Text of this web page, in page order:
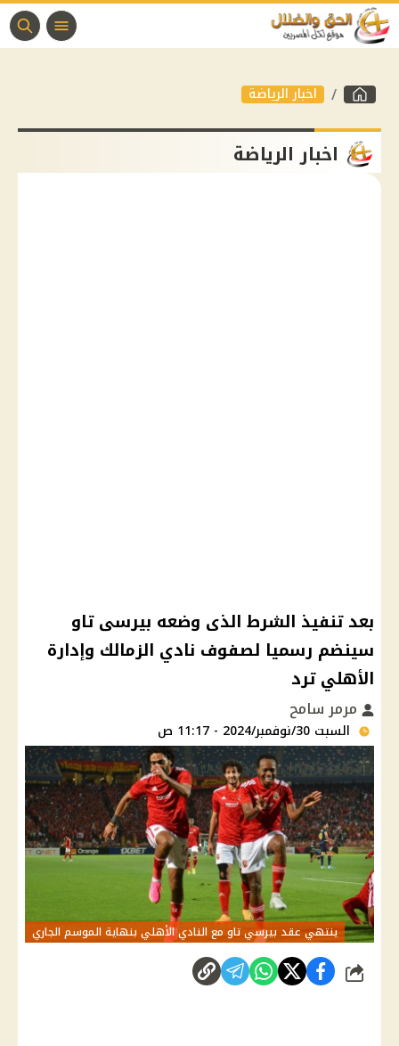
اخبار الرياضة
اخبار الرياضة
بعد تنفيذ الشرط الذى وضعه بيرسى تاو
سينضم رسميا لصفوف نادي الزمالك وإدارة
الأهلي ترد
مرمر سامح
السبت 30/نوفمبر/2024 - 11:17 ص
ينتهي عقد بيرسي تاو مع النادي الأهلي بنهاية الموسم الجاري
شارك